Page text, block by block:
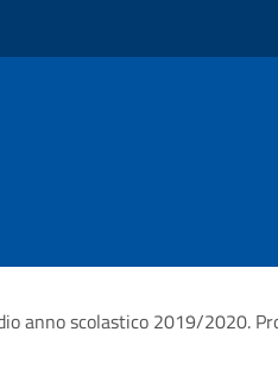
anno scolastico 2019/2020.